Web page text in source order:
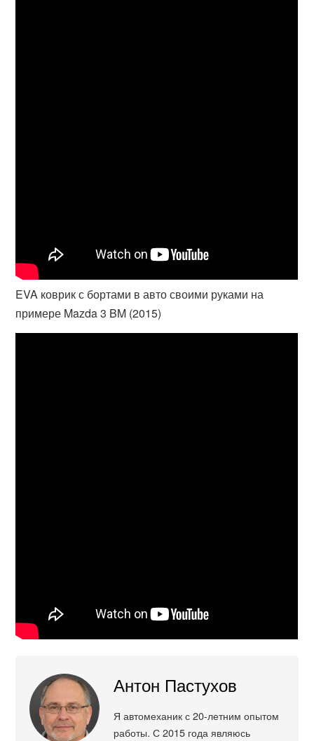
EVA коврик с бортами в авто своими руками на
примере Mazda 3 BM (2015)
Антон Пастухов
Я автомеханик с 20-летним опытом
работы. С 2015 года являюсь